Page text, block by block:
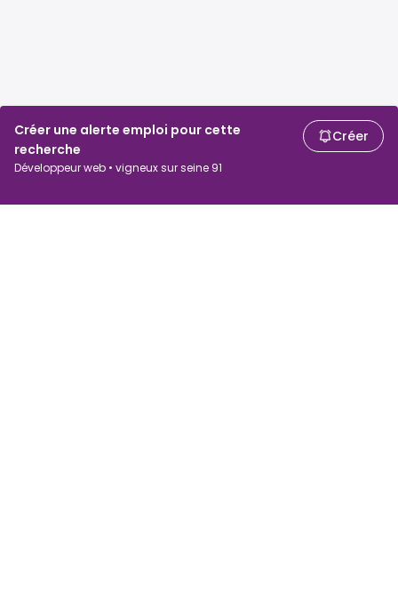
Créer une alerte emploi pour cette
recherche
Développeur web • vigneux sur seine 91
Créer